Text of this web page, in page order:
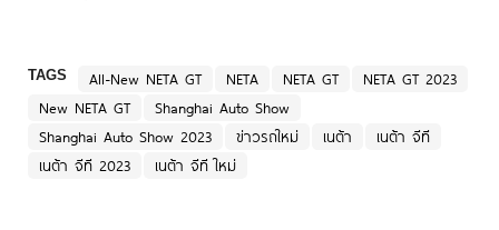
TAGS All-New NETA GT NETA NETA GT
NETA GT 2023
New NETA GT
Shanghai Auto Show
Shanghai Auto Show 2023
ข่าวรถใหม่ เนต้า
เนต้า จีที
เนต้า จีที 2023
เนต้า จีที ใหม่